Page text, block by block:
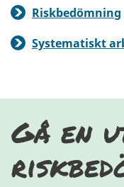
Riskbedömning
Systematiskt
Gå en